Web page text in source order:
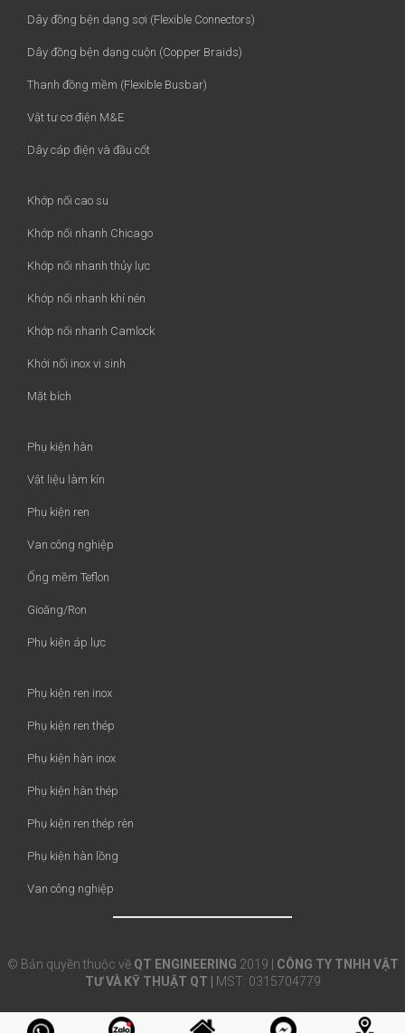
Dây đồng bện dạng sợi (Flexible Connectors)
Dây đồng bện dạng cuộn (Copper Braids)
Thanh đồng mềm (Flexible Busbar)
Vật tư cơ điện M&E
Dây cáp điện và đầu cốt
Khớp nối cao su
Khớp nối nhanh Chicago
Khớp nối nhanh thủy lực
Khớp nối nhanh khí nén
Khớp nối nhanh Camlock
Khới nối inox vi sinh
Mặt bích
Phụ kiện hàn
Vật liệu làm kín
Phụ kiện ren
Van công nghiệp
Ống mềm Teflon
Gioăng/Ron
Phụ kiện áp lực
Phụ kiện ren inox
Phụ kiện ren thép
Phụ kiện hàn inox
Phụ kiện hàn thép
Phụ kiện ren thép rèn
Phụ kiện hàn lồng
Van công nghiệp
© Bản quyền thuộc về QT ENGINEERING 2019 | CÔNG TY TNHH VẬT
TƯ VÀ KỸ THUẬT QT |
MST: 0315704779